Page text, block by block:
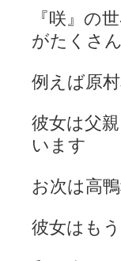
『咲』の
がたくさ
例えば原
彼女は父
います
お次は高鴨
彼女はも